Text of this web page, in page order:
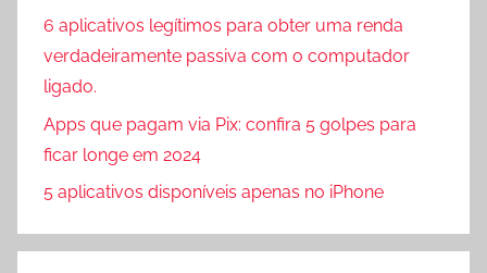
6 aplicativos legítimos para obter uma renda
verdadeiramente passiva com o computador
ligado.
Apps que pagam via Pix: confira 5 golpes para
ficar longe em 2024
5 aplicativos disponíveis apenas no iPhone